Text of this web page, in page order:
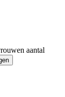
aantal